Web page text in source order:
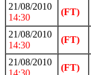
21/08/2010
14:30
(FT)
21/08/2010
14:30
(FT)
21/08/2010
14:30
(FT)